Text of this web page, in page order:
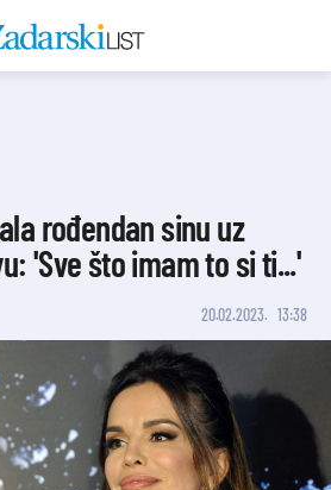
rođendan sinu uz
'Sve što imam to si ti...'
20.02.2023. 13:38